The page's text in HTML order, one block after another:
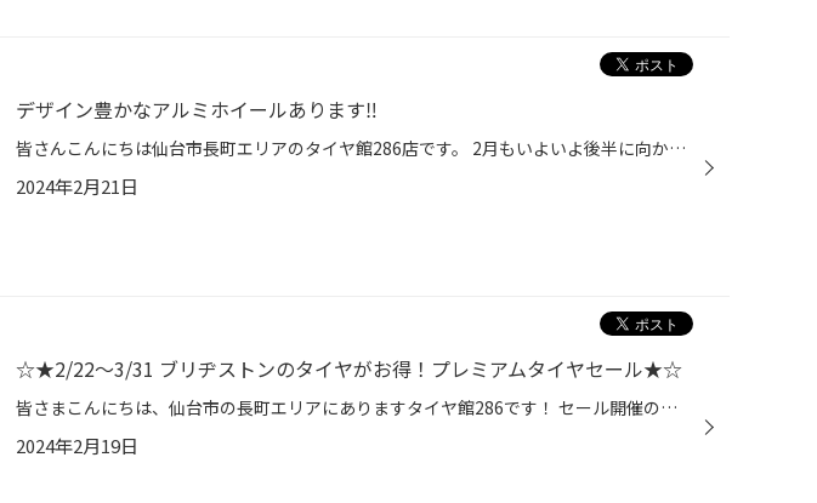
デザイン豊かなアルミホイールあります‼︎
皆さんこんにちは仙台市長町エリアのタイヤ館286店です。 2月もいよいよ後半に向かっており、そろそろ夏タイヤへの交換の季節になりましたね。 タイヤ交換に合わせてデザイン豊かなアルミホイールに変えてみてはいかがでしょうか？ お客様のお車をカッコよく、可愛くドレスアップしてみてはいかがで...
2024年2月21日
☆★2/22〜3/31 ブリヂストンのタイヤがお得！プレミアムタイヤセール★☆
皆さまこんにちは、仙台市の長町エリアにありますタイヤ館286です！ セール開催のお知らせです！！ 【プレミアムタイヤセール】開催します☆★ 開催期間：2024年2月22日(木) ▷ ▷ ▷ 2024年3月31日(日) タイヤ・アルミホイール・カー用品がお買い得！ 今年の2月に新発売となったレグノGR-XⅢやSUV専用設...
2024年2月19日